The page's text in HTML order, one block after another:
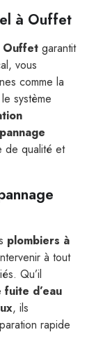
à Ouffet
Ouffet garantit
vous
comme la
système
de qualité et
plombiers à
à tout
Qu’il
fuite d’eau
, ils
rapide